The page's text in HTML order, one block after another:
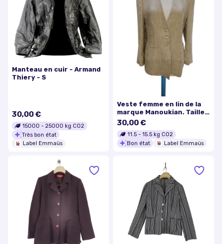
Manteau en cuir - Armand
Thiery - S
30,00 €
15000 - 25000 kg CO2
Très bon état
Label Emmaüs
Veste femme en lin de la
marque Manoukian. Taille
42
30,00 €
11.5 - 15.5 kg CO2
Bon état
Label Emmaüs